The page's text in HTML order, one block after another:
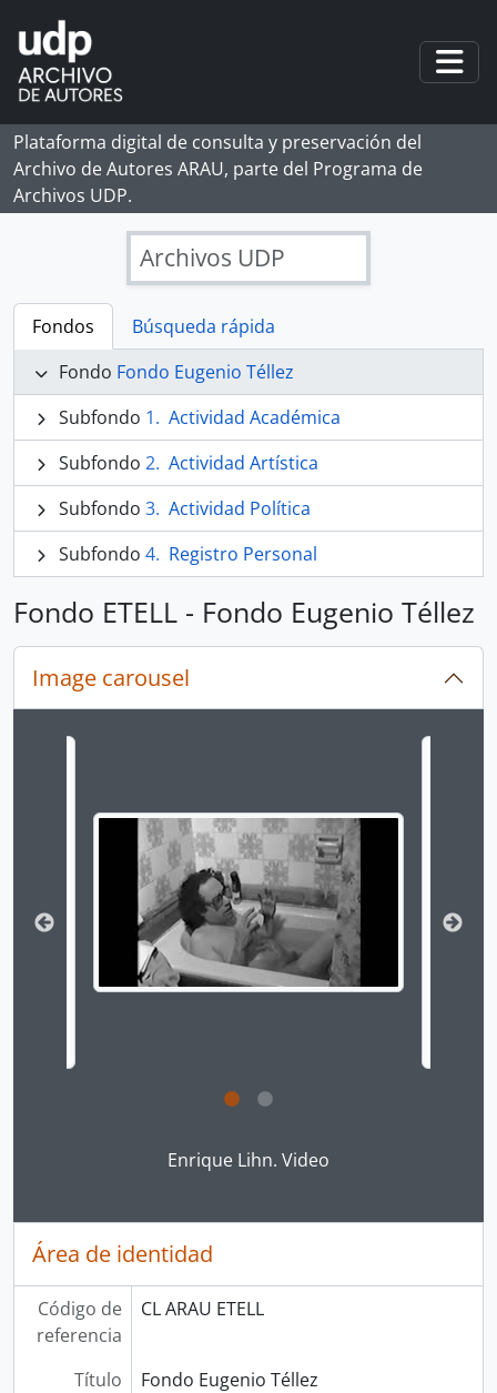
Skip to main content
Plataforma digital de consulta y preservación del
Archivo de Autores ARAU, parte del Programa de
Archivos UDP.
Archivos UDP
Fondos
Búsqueda rápida
Fondo Fondo Eugenio Téllez
Subfondo
Actividad Académica
Subfondo
Actividad Artística
Subfondo
Actividad Política
Subfondo
Registro Personal
Fondo ETELL - Fondo Eugenio Téllez
Image carousel
Changing the current slide of this carousel will
Enrique Lihn. Video
Área de identidad
Código de
referencia
CL ARAU ETELL
Título
Fondo Eugenio Téllez